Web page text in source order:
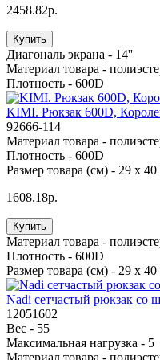
2458.82р.
Купить
Диагональ экрана - 14''
Материал товара -
Плотность - 600D
KIMI. Рюкзак 600D,
92666-114
Материал товара -
Плотность - 600D
Размер товара (см) - 29 x 40
1608.18р.
Купить
Материал товара -
Плотность - 600D
Размер товара (см) - 29 x 40
Nadi cетчастый рюкзак со
12051602
Вес - 55
Максимальная нагрузка - 5